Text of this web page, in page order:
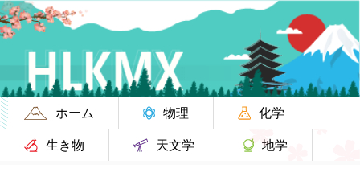
ホーム 物理
化学
生き物
天文学 地学